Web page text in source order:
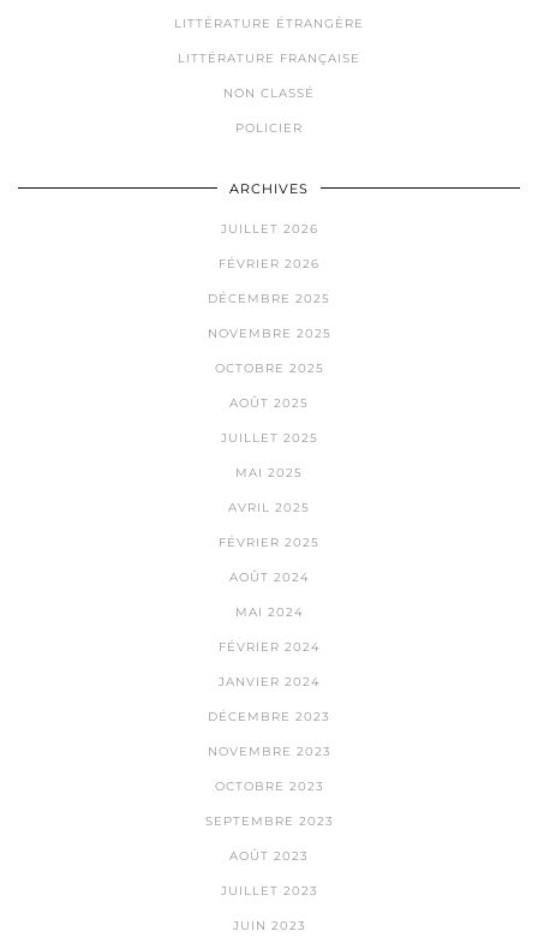
LITTÉRATURE ÉTRANGÈRE
LITTÉRATURE FRANÇAISE
NON CLASSÉ
POLICIER
ARCHIVES
JUILLET 2026
FÉVRIER 2026
DÉCEMBRE 2025
NOVEMBRE 2025
OCTOBRE 2025
AOÛT 2025
JUILLET 2025
MAI 2025
AVRIL 2025
FÉVRIER 2025
AOÛT 2024
MAI 2024
FÉVRIER 2024
JANVIER 2024
DÉCEMBRE 2023
NOVEMBRE 2023
OCTOBRE 2023
SEPTEMBRE 2023
AOÛT 2023
JUILLET 2023
JUIN 2023